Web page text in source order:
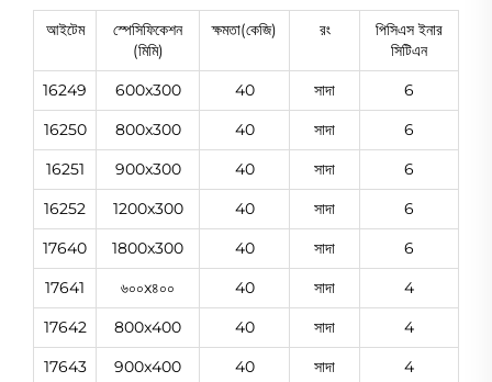
আইটেম
স্পেসিফিকেশন
(মিমি)
ক্ষমতা(কেজি) রং
পিসিএস ইনার
সিটিএন
16249
600x300 40 সাদা
6
16250
800x300 40 সাদা
6
16251
900x300 40 সাদা
6
16252
1200x300 40 সাদা
6
17640
1800x300 40 সাদা
6
17641
৬০০x৪০০ 40 সাদা
4
17642
800x400 40 সাদা
4
17643
900x400 40 সাদা
4